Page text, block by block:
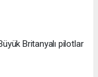
Britanyalı pilotlar